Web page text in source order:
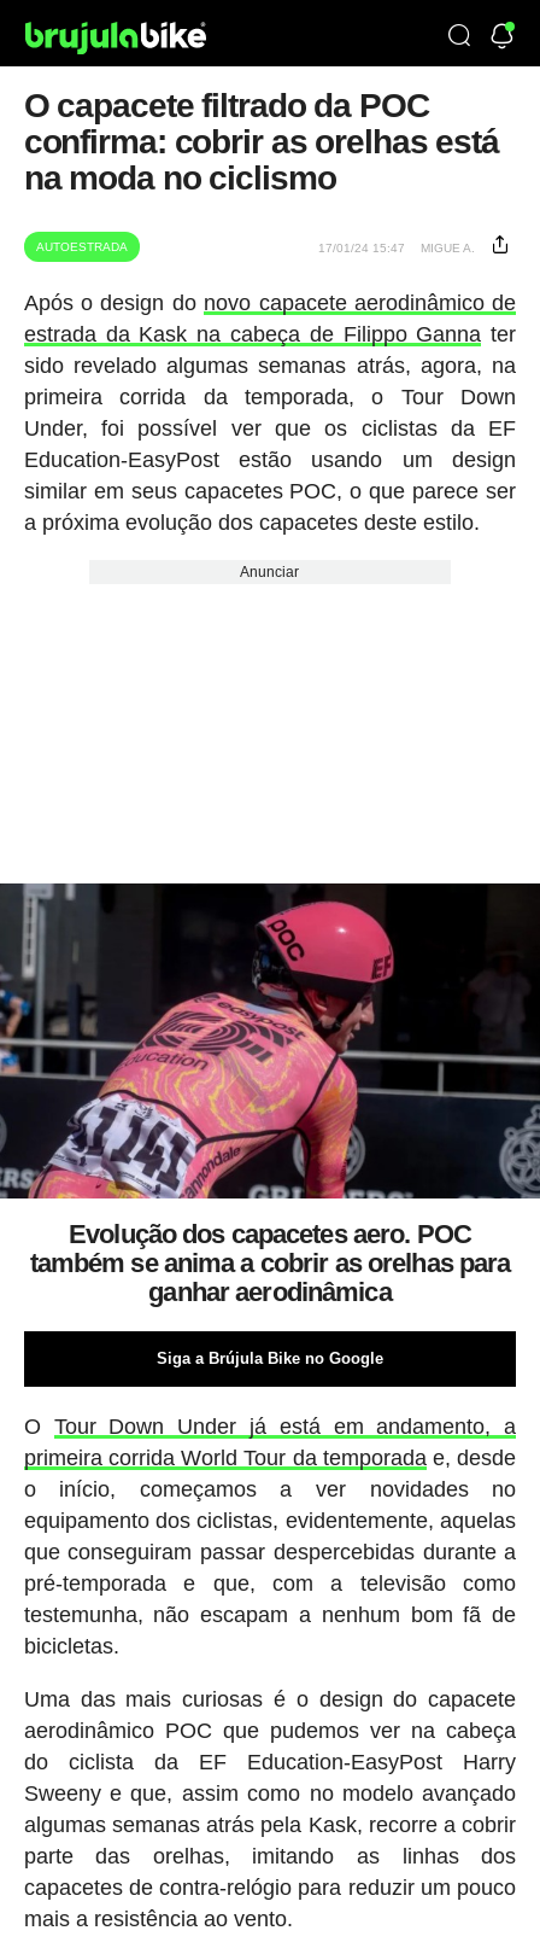
O capacete filtrado da POC
confirma: cobrir as orelhas está
na moda no ciclismo
AUTOESTRADA 17/01/24 15:47 MIGUE A.
Após o design do novo capacete aerodinâmico de
estrada da Kask na cabeça de Filippo Ganna ter
sido revelado algumas semanas atrás, agora, na
primeira corrida da temporada, o Tour Down
Under, foi possível ver que os ciclistas da EF
Education-EasyPost estão usando um design
similar em seus capacetes POC, o que parece ser
a próxima evolução dos capacetes deste estilo.
Anunciar
Evolução dos capacetes aero. POC
também se anima a cobrir as orelhas para
ganhar aerodinâmica
Siga a Brújula Bike no Google
O Tour Down Under já está em andamento, a
primeira corrida World Tour da temporada e, desde
o início, começamos a ver novidades no
equipamento dos ciclistas, evidentemente, aquelas
que conseguiram passar despercebidas durante a
pré-temporada e que, com a televisão como
testemunha, não escapam a nenhum bom fã de
bicicletas.
Uma das mais curiosas é o design do capacete
aerodinâmico POC que pudemos ver na cabeça
do ciclista da EF Education-EasyPost Harry
Sweeny e que, assim como no modelo avançado
algumas semanas atrás pela Kask, recorre a cobrir
parte das orelhas, imitando as linhas dos
capacetes de contra-relógio para reduzir um pouco
mais a resistência ao vento.